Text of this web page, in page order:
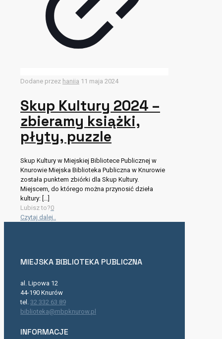
Dodane przez haniia 11 maja 2024
Skup Kultury 2024 –
zbieramy książki,
płyty, puzzle
Skup Kultury w Miejskiej Bibliotece Publicznej w
Knurowie Miejska Biblioteka Publiczna w Knurowie
została punktem zbiórki dla Skup Kultury.
Miejscem, do którego można przynosić dzieła
kultury: […]
Lubisz to?0
Czytaj dalej..
MIEJSKA BIBLIOTEKA PUBLICZNA
al. Lipowa 12
44-190 Knurów
tel. 32 332 63 89
biblioteka@mbpknurow.pl
INFORMACJE